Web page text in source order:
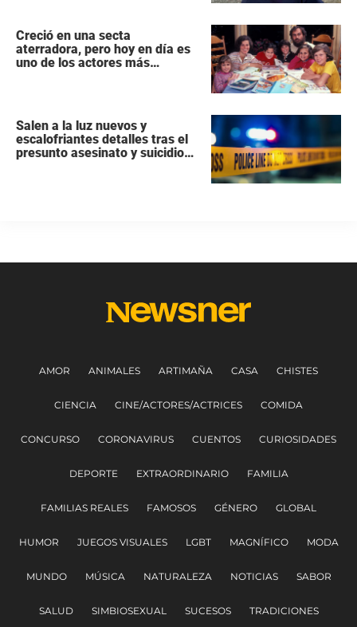
Creció en una secta
aterradora, pero hoy en día es
uno de los actores más
Salen a la luz nuevos y
escalofriantes detalles tras el
presunto asesinato y suicidio
AMOR ANIMALES ARTIMAÑA CASA CHISTES
CIENCIA CINE/ACTORES/ACTRICES COMIDA
CONCURSO CORONAVIRUS CUENTOS CURIOSIDADES
DEPORTE EXTRAORDINARIO FAMILIA
FAMILIAS REALES FAMOSOS GÉNERO GLOBAL
HUMOR JUEGOS VISUALES LGBT MAGNÍFICO MODA
MUNDO MÚSICA NATURALEZA NOTICIAS SABOR
SALUD SIMBIOSEXUAL SUCESOS TRADICIONES